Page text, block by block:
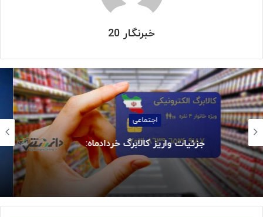
خبرنگار 20
استانها
بازگشت سه سکوی پارس جنوبی به مدار تولید